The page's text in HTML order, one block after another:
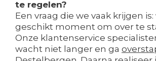
te regelen?
Een vraag die we vaak krijgen
geschikt moment om over te
Onze klantenservice
wacht niet langer en ga